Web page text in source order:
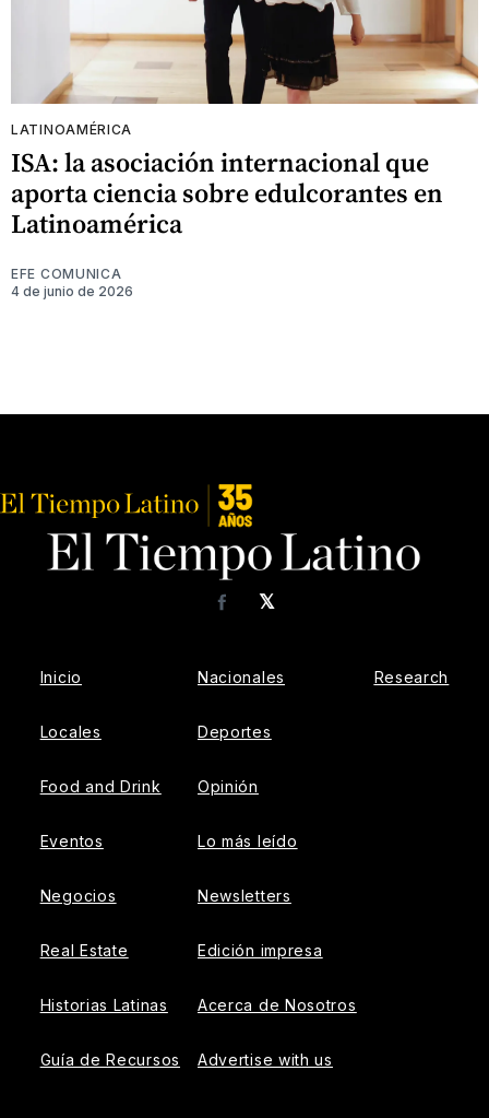
LATINOAMÉRICA
ISA: la asociación internacional que
aporta ciencia sobre edulcorantes en
Latinoamérica
EFE COMUNICA
4 de junio de 2026
𝕏
Facebook
Inicio
Locales
Food and Drink
Eventos
Negocios
Real Estate
Historias Latinas
Guía de Recursos
Nacionales
Deportes
Opinión
Lo más leído
Newsletters
Edición impresa
Acerca de Nosotros
Advertise with us
Research